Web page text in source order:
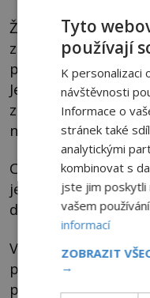
Žena se pak pokusí
zdvořile odmítne,
poněkud
Jenže ona zřejmě
zuřivosti prý
na muže kletbu.
Case zprvu na
jenže události,
donutí změnit
Ve svém bytě
přízračné postavy a
probuzení často
Tyto
používají
K personalizaci
návštěvnosti
Informace o
stránek také
analytickými
kombinovat s
jste jim poskytli
vašem
informací
ZOBRAZIT
→